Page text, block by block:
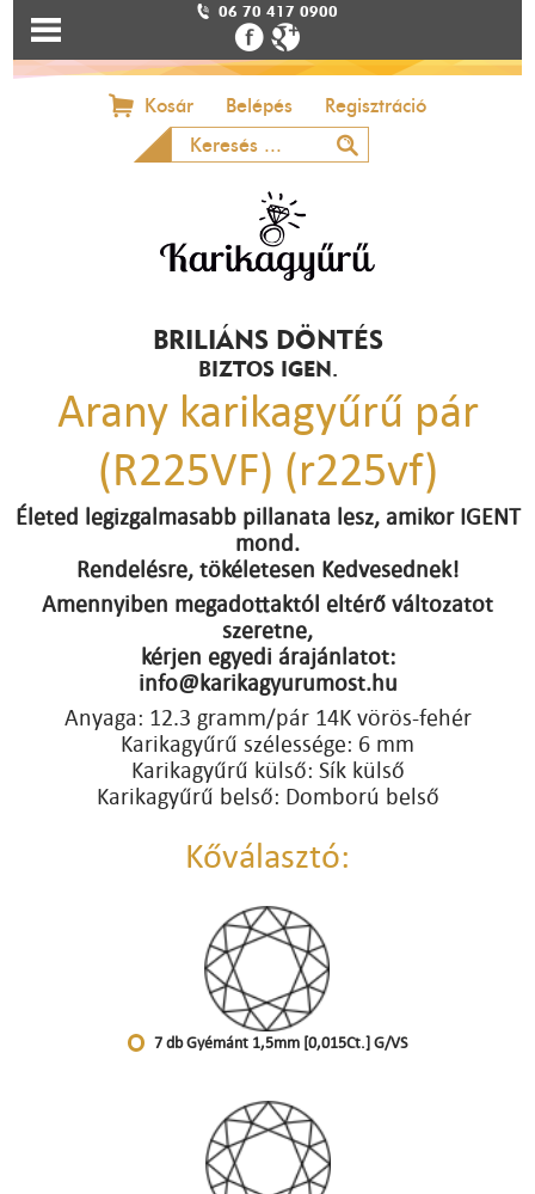
06 70 417 0900
Kosár Belépés Regisztráció
BRILIÁNS DÖNTÉS
BIZTOS IGEN.
Arany karikagyűrű pár
(R225VF) (r225vf)
Életed legizgalmasabb pillanata lesz, amikor IGENT
mond.
Rendelésre, tökéletesen Kedvesednek!
Amennyiben megadottaktól eltérő változatot
szeretne,
kérjen egyedi árajánlatot:
info@karikagyurumost.hu
Anyaga: 12.3 gramm/pár 14K vörös-fehér
Karikagyűrű szélessége: 6 mm
Karikagyűrű külső: Sík külső
Karikagyűrű belső: Domború belső
Kőválasztó:
7 db Gyémánt 1,5mm [0,015Ct.] G/VS